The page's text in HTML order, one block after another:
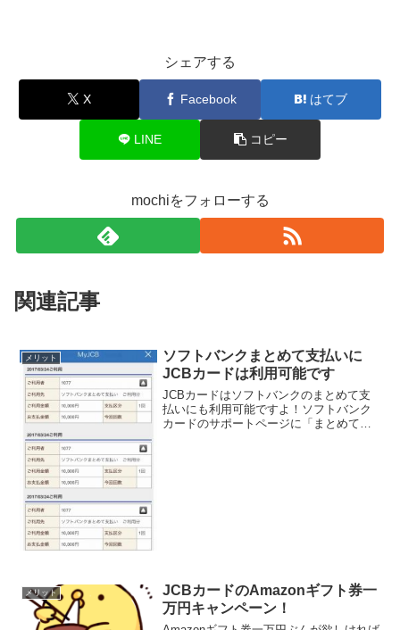
シェアする
X Facebook はてブ
LINE コピー
mochiをフォローする
関連記事
メリット
ソフトバンクまとめて支払いに
JCBカードは利用可能です
JCBカードはソフトバンクのまとめて支
払いにも利用可能ですよ！ソフトバンク
カードのサポートページに「まとめて支
メリット
JCBカードのAmazonギフト券一
万円キャンペーン！